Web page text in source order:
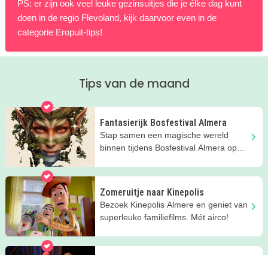
PS: er zijn ook veel leuke gezinsuitjes die je élke dag kunt
doen in de regio Flevoland, kijk daarvoor even in de
categorie Eropuit-tips!
Tips van de maand
Fantasierijk Bosfestival Almera
Stap samen een magische wereld
binnen tijdens Bosfestival Almera op
Zomeruitje naar Kinepolis
Bezoek Kinepolis Almere en geniet van
superleuke familiefilms. Mét airco!